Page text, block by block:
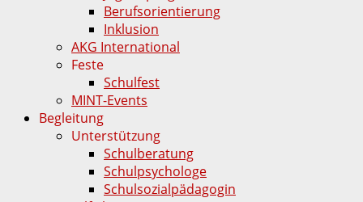
Berufsorientierung
Inklusion
AKG International
Feste
Schulfest
MINT-Events
Begleitung
Unterstützung
Schulberatung
Schulpsychologe
Schulsozialpädagogin